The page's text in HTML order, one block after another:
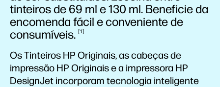
tinteiros de 69 ml e 130 ml. Beneficie da
encomenda fácil e conveniente de
consumíveis.
1
Os Tinteiros HP Originais, as cabeças de
impressão HP Originais e a impressora HP
DesignJet incorporam tecnologia inteligente